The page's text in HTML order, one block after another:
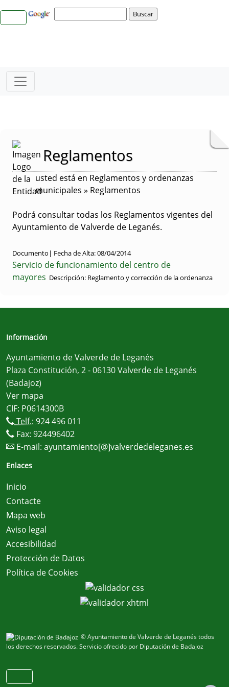
Reglamentos
usted está en Reglamentos y ordenanzas
municipales » Reglamentos
Podrá consultar todas los Reglamentos vigentes del
Ayuntamiento de Valverde de Leganés.
Documento| Fecha de Alta:08/04/2014
Servicio de funcionamiento del centro de
mayores Descripción: Reglamento y corrección de la ordenanza
Información
Ayuntamiento de Valverde de Leganés
Plaza Constitución, 2 - 06130 Valverde de Leganés
(Badajoz)
Ver mapa
CIF: P0614300B
Telf.: 924 496 011
Fax: 924496402
E-mail: ayuntamiento[@]valverdedeleganes.es
Enlaces
Inicio
Contacte
Mapa web
Aviso legal
Accesibilidad
Protección de Datos
Política de Cookies
© Ayuntamiento de Valverde de Leganés todos
los derechos reservados.Servicio ofrecido por Diputación de Badajoz